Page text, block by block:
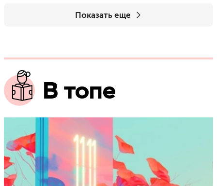
Показать еще
В топе